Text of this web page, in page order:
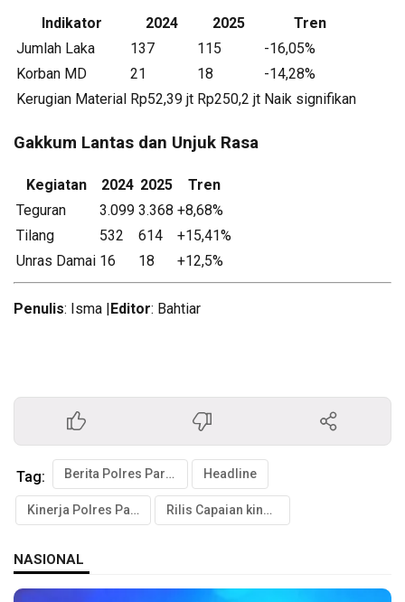
Indikator 2024 2025
Tren
Jumlah Laka
137 115
-16,05%
Korban MD
21 18
-14,28%
Kerugian Material Rp52,39 jt Rp250,2 jt Naik signifikan
Gakkum Lantas dan Unjuk Rasa
Kegiatan 2024 2025
Tren
Teguran
3.099 3.368 +8,68%
Tilang
532 614
+15,41%
Unras Damai 16 18 +12,5%
Penulis: Isma | Editor: Bahtiar
Tag: Berita Polres Parepare Headline
Kinerja Polres Parepare 2025 Rilis Capaian kinerja Polres
NASIONAL